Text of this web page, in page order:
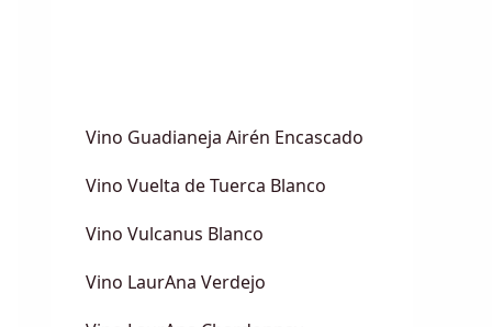
Vino Guadianeja Airén Encascado
Vino Vuelta de Tuerca Blanco
Vino Vulcanus Blanco
Vino LaurAna Verdejo